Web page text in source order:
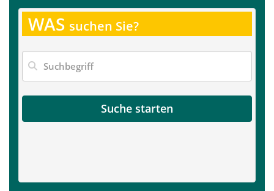
WAS suchen Sie?
Suche starten